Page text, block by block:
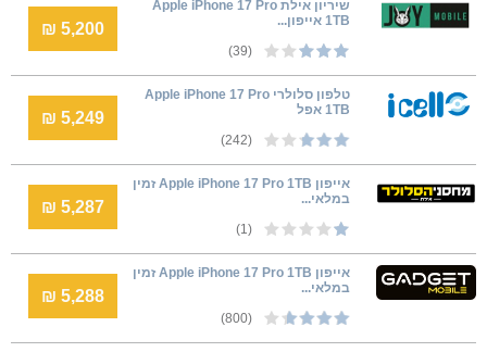
שיריון אילת Apple iPhone 17 Pro
1TB אייפון...
(39)
5,200 ₪
טלפון סלולרי Apple iPhone 17 Pro
1TB אפל
(242)
5,249 ₪
אייפון Apple iPhone 17 Pro 1TB זמין
במלאי...
(1)
5,287 ₪
אייפון Apple iPhone 17 Pro 1TB זמין
במלאי...
(800)
5,288 ₪